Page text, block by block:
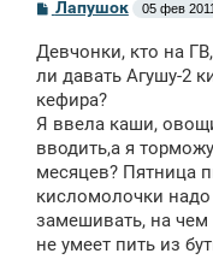
С
б
щ
н
и
Лапушок 05 фев
Девчонки, кто на
ли давать Агушу-2
кефира?
Я ввела каши,
вводить,а я
месяцев? Пятница
кисломолочки
замешивать, на
не умеет пить из